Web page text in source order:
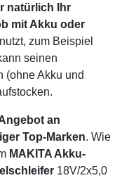
natürlich Ihr
mit Akku oder
zum Beispiel
seinen
(ohne Akku und
an
Top-Marken. Wie
MAKITA Akku-
18V/2x5,0